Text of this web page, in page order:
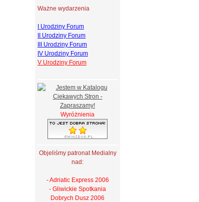
Ważne wydarzenia
I Urodziny Forum
II Urodziny Forum
III Urodziny Forum
IV Urodziny Forum
V Urodziny Forum
Wyróżnienia
Objeliśmy patronat Medialny
nad:
- Adriatic Express 2006
- Gliwickie Spotkania
Dobrych Dusz 2006